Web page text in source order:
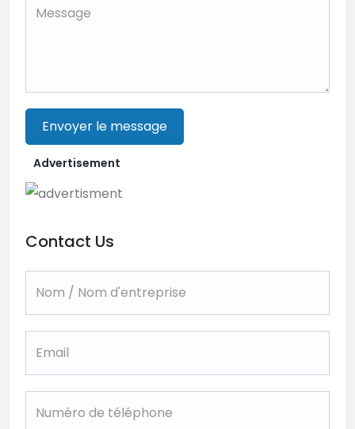
Envoyer le message
Advertisement
Contact Us